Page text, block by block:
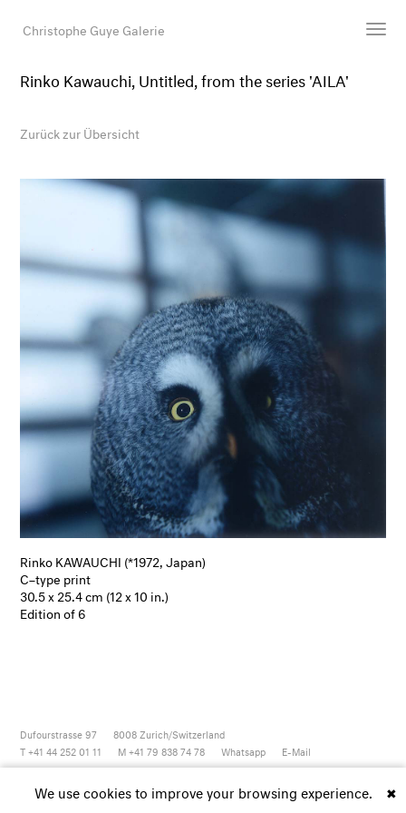
Christophe Guye Galerie
Newsroom
Shop
Galerie
Suche
Rinko Kawauchi, Untitled, from the series 'AILA'
Zurück zur Übersicht
Rinko KAWAUCHI (*1972, Japan)
C–type print
30.5 x 25.4 cm (12 x 10 in.)
Edition of 6
Dufourstrasse 97 8008 Zurich/Switzerland
T +41 44 252 01 11
M +41 79 838 74 78 Whatsapp E-Mail
Newsletter Instagram Vimeo Youtube ✖
We use cookies to improve your browsing experience.